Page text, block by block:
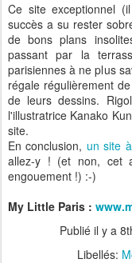
Ce site exceptionnel
succès a su rester
de bons plans
passant par la
parisiennes à ne plus
régale régulièrement
de leurs dessins.
l'illustratrice Kanako
site.
En conclusion, un site
allez-y ! (et non, cet
engouement !) :-)
My Little Paris :
Publié il y a
Libellés: